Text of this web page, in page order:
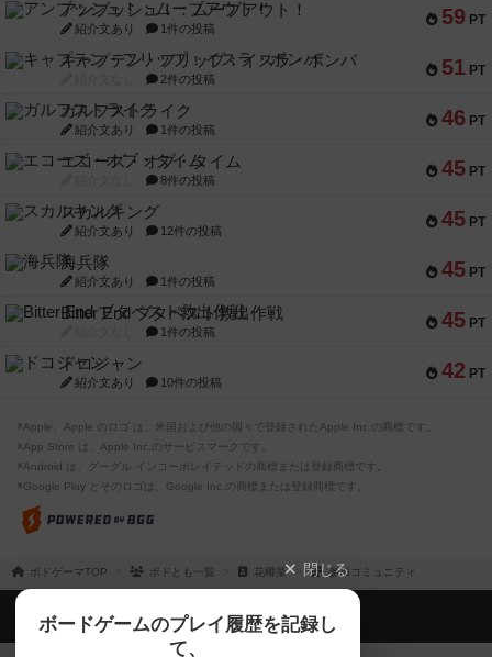
59 PT
アンブッシュ！：ムーブアウト！
紹介文あり 1件の投稿
51 PT
キャプテン・フリップ：イスラ・ボンバ
2件の投稿
46 PT
ガルフストライク
紹介文あり 1件の投稿
45 PT
エコーズ・オブ・タイム
8件の投稿
45 PT
スカルキング
紹介文あり 12件の投稿
45 PT
海兵隊
紹介文あり 1件の投稿
45 PT
Bitter End ブタペスト救出作戦
1件の投稿
42 PT
ドコジャン
紹介文あり 10件の投稿
※Apple、Apple のロゴ は、米国および他の国々で登録されたApple Inc.の商標です。
※App Store は、Apple Inc.のサービスマークです。
※Android は、グーグル インコーポレイテッドの商標または登録商標です。
※Google Play とそのロゴは、Google Inc.の商標または登録商標です。
ボドゲーマTOP ボドとも一覧 花椰菜 参加コミュニティ
閉じる
ボードゲームのプレイ履歴を記録し
て、
ボドゲーマTOP